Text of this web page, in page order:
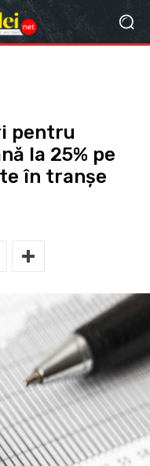
pentru
la 25% pe
în tranșe